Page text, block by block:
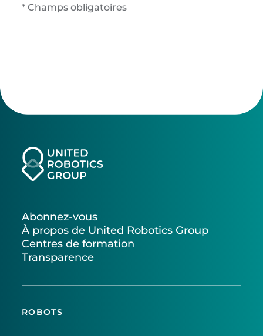
* Champs obligatoires
Abonnez-vous
À propos de United Robotics Group
Centres de formation
Transparence
ROBOTS